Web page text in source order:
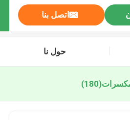
اتصل بنا
حول نا
(180)